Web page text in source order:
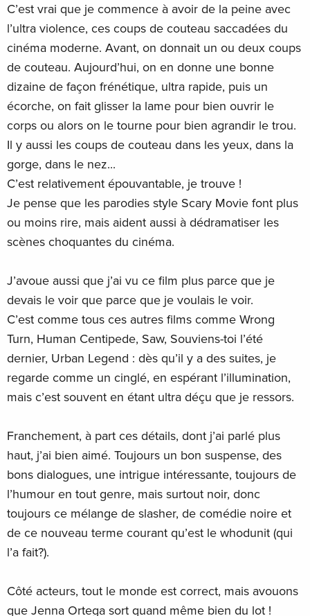
C’est vrai que je commence à avoir de la peine avec
l’ultra violence, ces coups de couteau saccadées du
cinéma moderne. Avant, on donnait un ou deux coups
de couteau. Aujourd’hui, on en donne une bonne
dizaine de façon frénétique, ultra rapide, puis un
écorche, on fait glisser la lame pour bien ouvrir le
corps ou alors on le tourne pour bien agrandir le trou.
Il y aussi les coups de couteau dans les yeux, dans la
gorge, dans le nez...
C’est relativement épouvantable, je trouve !
Je pense que les parodies style Scary Movie font plus
ou moins rire, mais aident aussi à dédramatiser les
scènes choquantes du cinéma.
J’avoue aussi que j’ai vu ce film plus parce que je
devais le voir que parce que je voulais le voir.
C’est comme tous ces autres films comme Wrong
Turn, Human Centipede, Saw, Souviens-toi l’été
dernier, Urban Legend : dès qu’il y a des suites, je
regarde comme un cinglé, en espérant l’illumination,
mais c’est souvent en étant ultra déçu que je ressors.
Franchement, à part ces détails, dont j’ai parlé plus
haut, j’ai bien aimé. Toujours un bon suspense, des
bons dialogues, une intrigue intéressante, toujours de
l’humour en tout genre, mais surtout noir, donc
toujours ce mélange de slasher, de comédie noire et
de ce nouveau terme courant qu’est le whodunit (qui
l’a fait?).
Côté acteurs, tout le monde est correct, mais avouons
que Jenna Ortega sort quand même bien du lot !